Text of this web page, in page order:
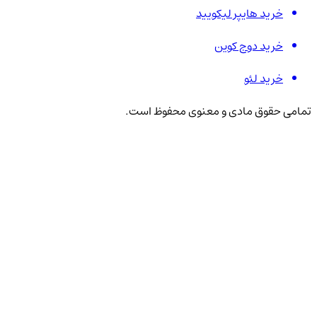
خرید هایپر لیکویید
خرید دوج کوین
خرید لئو
تمامی حقوق مادی و معنوی محفوظ است.